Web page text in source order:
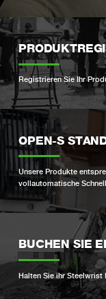
Registrieren Sie Ihr
OPEN-S
Unsere Produkte
vollautomatische
BUCHEN SIE
Halten Sie ihr Steelwrist